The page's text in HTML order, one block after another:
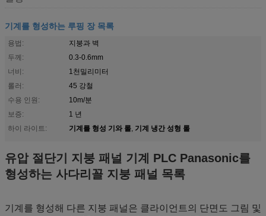
기계를 형성하는 루핑 장 목록
용법:
지붕과 벽
두께:
0.3-0.6mm
너비:
1천밀리미터
롤러:
45 강철
수용 인원:
10m/분
보증:
1 년
하이 라이트:
기계를 형성 기와 롤, 기계 냉간 성형 롤
유압 절단기 지붕 패널 기계 PLC Panasonic를
형성하는 사다리꼴 지붕 패널 목록
기계를 형성해 다른 지붕 패널은 클라이언트의 단면도 그림 및